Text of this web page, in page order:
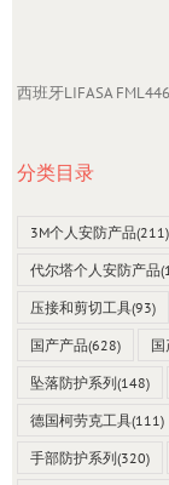
西班牙LIFASA
分类目录
3M个人安防产品(211)
代尔塔个人安防产品
压接和剪切工具(93)
国产产品(628)
坠落防护系列(148)
德国柯劳克工具(111)
手部防护系列(320)